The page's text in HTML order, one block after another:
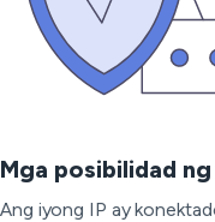
Mga posibilidad
Ang iyong IP ay